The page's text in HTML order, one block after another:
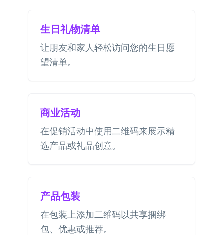
生日礼物清单
让朋友和家人轻松访问您的生日愿
望清单。
商业活动
在促销活动中使用二维码来展示精
选产品或礼品创意。
产品包装
在包装上添加二维码以共享捆绑
包、优惠或推荐。